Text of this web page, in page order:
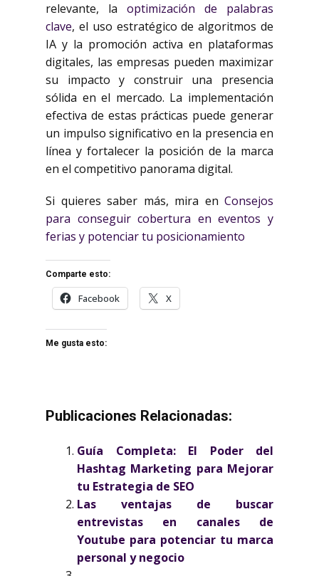
relevante, la optimización de palabras
clave, el uso estratégico de algoritmos de
IA y la promoción activa en plataformas
digitales, las empresas pueden maximizar
su impacto y construir una presencia
sólida en el mercado. La implementación
efectiva de estas prácticas puede generar
un impulso significativo en la presencia en
línea y fortalecer la posición de la marca
en el competitivo panorama digital.
Si quieres saber más, mira en Consejos
para conseguir cobertura en eventos y
ferias y potenciar tu posicionamiento
Comparte esto:
Facebook X
Me gusta esto:
Publicaciones Relacionadas:
Guía Completa: El Poder del
Hashtag Marketing para Mejorar
tu Estrategia de SEO
Las ventajas de buscar
entrevistas en canales de
Youtube para potenciar tu marca
personal y negocio